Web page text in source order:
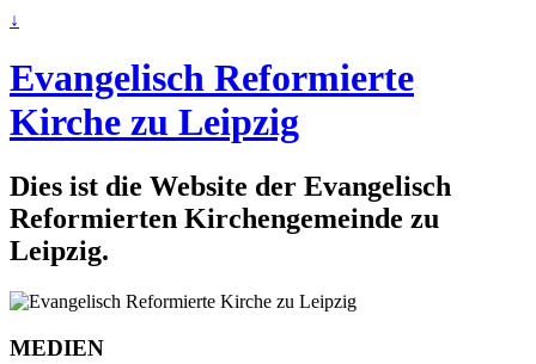
↓
Evangelisch Reformierte
Kirche zu Leipzig
Dies ist die Website der Evangelisch
Reformierten Kirchengemeinde zu
Leipzig.
MEDIEN